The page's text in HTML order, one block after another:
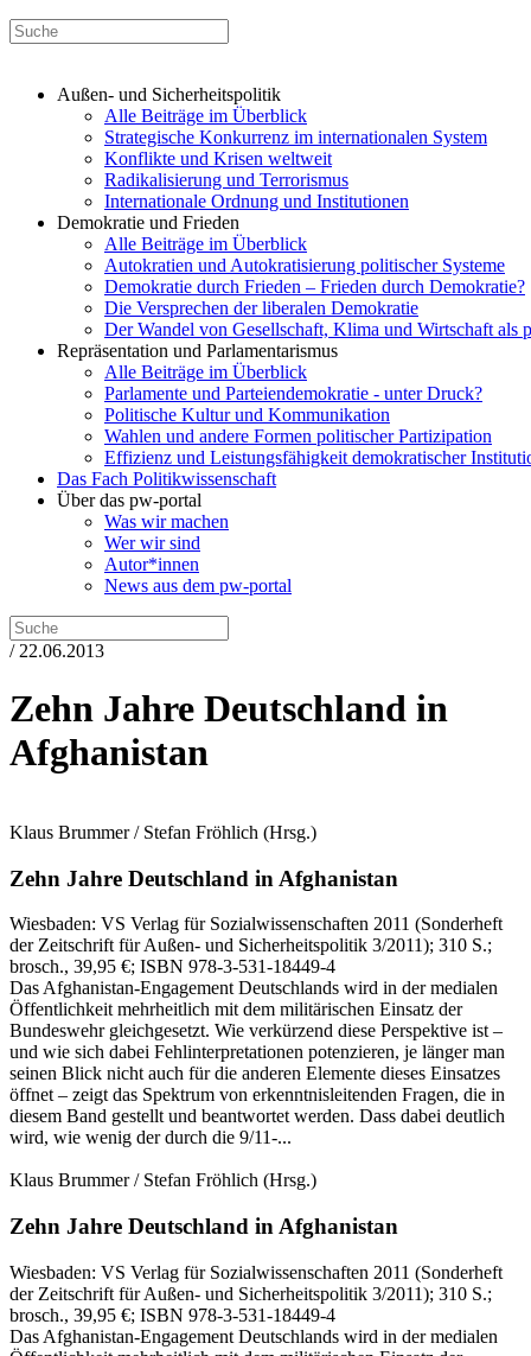
Außen- und Sicherheitspolitik
Alle Beiträge im Überblick
Strategische Konkurrenz im internationalen System
Konflikte und Krisen weltweit
Radikalisierung und Terrorismus
Internationale Ordnung und Institutionen
Demokratie und Frieden
Alle Beiträge im Überblick
Autokratien und Autokratisierung politischer Systeme
Demokratie durch Frieden – Frieden durch Demokratie?
Die Versprechen der liberalen Demokratie
Der Wandel von Gesellschaft, Klima und Wirtschaft als
Repräsentation und Parlamentarismus
Alle Beiträge im Überblick
Parlamente und Parteiendemokratie - unter Druck?
Politische Kultur und Kommunikation
Wahlen und andere Formen politischer Partizipation
Effizienz und Leistungsfähigkeit demokratischer
Das Fach Politikwissenschaft
Über das pw-portal
Was wir machen
Wer wir sind
Autor*innen
News aus dem pw-portal
/ 22.06.2013
Zehn Jahre Deutschland in
Afghanistan
Klaus Brummer / Stefan Fröhlich (Hrsg.)
Zehn Jahre Deutschland in Afghanistan
Wiesbaden: VS Verlag für Sozialwissenschaften 2011 (Sonderheft
der Zeitschrift für Außen- und Sicherheitspolitik 3/2011); 310 S.;
brosch., 39,95 €; ISBN 978-3-531-18449-4
Das Afghanistan-Engagement Deutschlands wird in der medialen
Öffentlichkeit mehrheitlich mit dem militärischen Einsatz der
Bundeswehr gleichgesetzt. Wie verkürzend diese Perspektive ist –
und wie sich dabei Fehlinterpretationen potenzieren, je länger man
seinen Blick nicht auch für die anderen Elemente dieses Einsatzes
öffnet – zeigt das Spektrum von erkenntnisleitenden Fragen, die in
diesem Band gestellt und beantwortet werden. Dass dabei deutlich
wird, wie wenig der durch die 9/11-...
Klaus Brummer / Stefan Fröhlich (Hrsg.)
Zehn Jahre Deutschland in Afghanistan
Wiesbaden: VS Verlag für Sozialwissenschaften 2011 (Sonderheft
der Zeitschrift für Außen- und Sicherheitspolitik 3/2011); 310 S.;
brosch., 39,95 €; ISBN 978-3-531-18449-4
Das Afghanistan-Engagement Deutschlands wird in der medialen